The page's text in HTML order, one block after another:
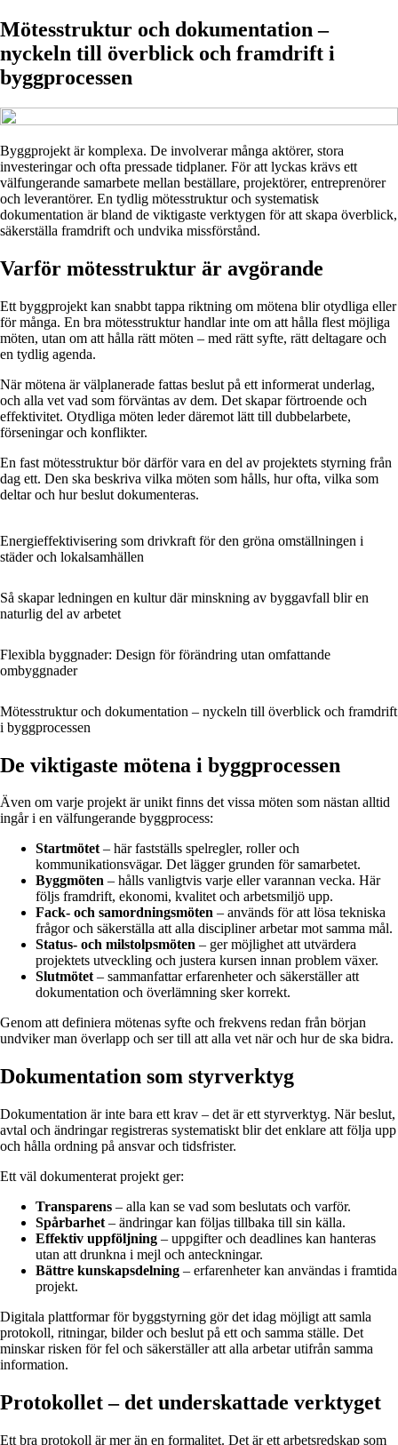
Mötesstruktur och dokumentation –
nyckeln till överblick och framdrift i
byggprocessen
Byggprojekt är komplexa. De involverar många aktörer, stora
investeringar och ofta pressade tidplaner. För att lyckas krävs ett
välfungerande samarbete mellan beställare, projektörer, entreprenörer
och leverantörer. En tydlig mötesstruktur och systematisk
dokumentation är bland de viktigaste verktygen för att skapa överblick,
säkerställa framdrift och undvika missförstånd.
Varför mötesstruktur är avgörande
Ett byggprojekt kan snabbt tappa riktning om mötena blir otydliga eller
för många. En bra mötesstruktur handlar inte om att hålla flest möjliga
möten, utan om att hålla rätt möten – med rätt syfte, rätt deltagare och
en tydlig agenda.
När mötena är välplanerade fattas beslut på ett informerat underlag,
och alla vet vad som förväntas av dem. Det skapar förtroende och
effektivitet. Otydliga möten leder däremot lätt till dubbelarbete,
förseningar och konflikter.
En fast mötesstruktur bör därför vara en del av projektets styrning från
dag ett. Den ska beskriva vilka möten som hålls, hur ofta, vilka som
deltar och hur beslut dokumenteras.
Energieffektivisering som drivkraft för den gröna omställningen i
städer och lokalsamhällen
Så skapar ledningen en kultur där minskning av byggavfall blir en
naturlig del av arbetet
Flexibla byggnader: Design för förändring utan omfattande
ombyggnader
Mötesstruktur och dokumentation – nyckeln till överblick och framdrift
i byggprocessen
De viktigaste mötena i byggprocessen
Även om varje projekt är unikt finns det vissa möten som nästan alltid
ingår i en välfungerande byggprocess:
Startmötet– här fastställs spelregler, roller och
kommunikationsvägar. Det lägger grunden för samarbetet.
Byggmöten – hålls vanligtvis varje eller varannan vecka. Här
följs framdrift, ekonomi, kvalitet och arbetsmiljö upp.
Fack- och samordningsmöten – används för att lösa tekniska
frågor och säkerställa att alla discipliner arbetar mot samma mål.
Status- och milstolpsmöten – ger möjlighet att utvärdera
projektets utveckling och justera kursen innan problem växer.
Slutmötet– sammanfattar erfarenheter och säkerställer att
dokumentation och överlämning sker korrekt.
Genom att definiera mötenas syfte och frekvens redan från början
undviker man överlapp och ser till att alla vet när och hur de ska bidra.
Dokumentation som styrverktyg
Dokumentation är inte bara ett krav – det är ett styrverktyg. När beslut,
avtal och ändringar registreras systematiskt blir det enklare att följa upp
och hålla ordning på ansvar och tidsfrister.
Ett väl dokumenterat projekt ger:
Transparens – alla kan se vad som beslutats och varför.
Spårbarhet – ändringar kan följas tillbaka till sin källa.
Effektiv uppföljning – uppgifter och deadlines kan hanteras
utan att drunkna i mejl och anteckningar.
Bättre kunskapsdelning – erfarenheter kan användas i framtida
projekt.
Digitala plattformar för byggstyrning gör det idag möjligt att samla
protokoll, ritningar, bilder och beslut på ett och samma ställe. Det
minskar risken för fel och säkerställer att alla arbetar utifrån samma
information.
Protokollet – det underskattade verktyget
Ett bra protokoll är mer än en formalitet. Det är ett arbetsredskap som